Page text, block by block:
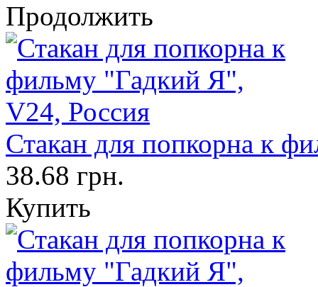
Продолжить
Стакан для попкорна к
38.68 грн.
Купить